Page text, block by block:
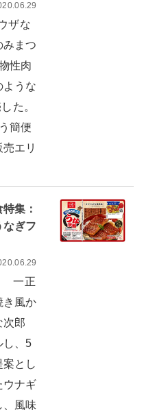
ザな
みまつ
性肉
うな
た。
簡便
エリ
集：
ぎフ
一正
き風か
次郎
し、5
とし
ウナギ
、風味